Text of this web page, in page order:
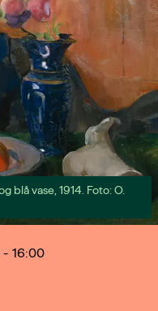
blå vase, 1914. Foto: O.
- 16:00